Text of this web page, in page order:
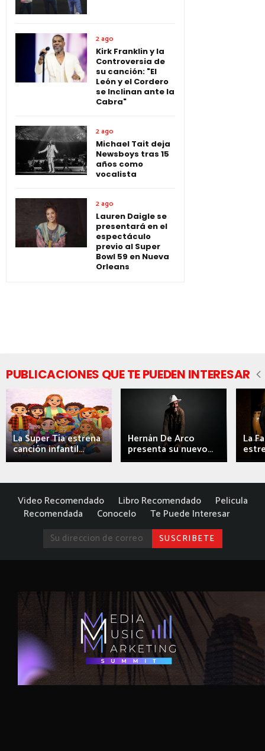
2 ago
Kirk Franklin y la
Controversia de
su canción: "El
León y el Cordero
se Inclinan ante la
Cabra"
2 ago
Michael Tait deja
Newsboys tras 15
años como
vocalista
2 ago
Lauren Daigle se
presentará en el
espectáculo
previo al Super
Bowl 59 en Nueva
Orleans
PUBLICACIONES QUE TE PUEDEN INTERESAR
La Super Tía estrena
canción infantil...
Hernán De Arco
presenta su nuevo...
La
Video Recomendado Libro Recomendado
Pelicula
Recomendada
Conocelo Te Puede Interesar